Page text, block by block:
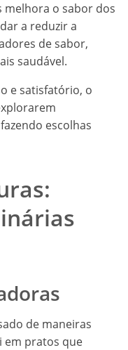
melhora o sabor dos
a reduzir a
de sabor,
saudável.
e satisfatório, o
escolhas
de maneiras
em pratos que